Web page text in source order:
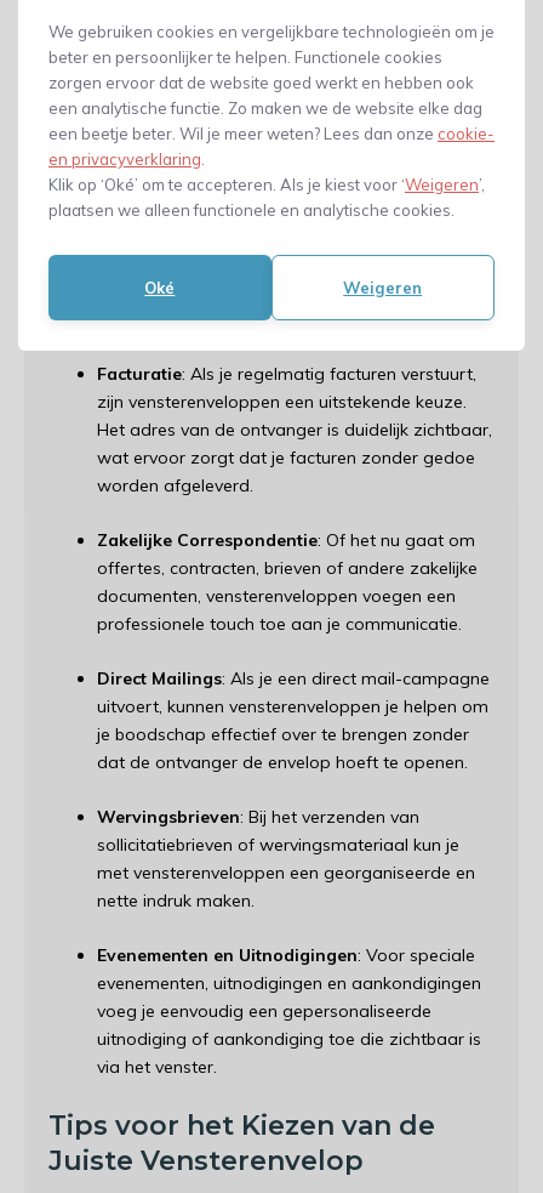
We gebruiken cookies en vergelijkbare technologieën om je
beter en persoonlijker te helpen. Functionele cookies
zorgen ervoor dat de website goed werkt en hebben ook
een analytische functie. Zo maken we de website elke dag
een beetje beter. Wil je meer weten? Lees dan onze cookie-
en privacyverklaring
Klik op ‘Oké’ om te accepteren. Als je kiest voor ‘Weigeren’,
plaatsen we alleen functionele en analytische cookies.
Oké Weigeren
✓ Kostenbesparing: Aangezien je geen extra etiketten
of labels hoeft te gebruiken, bespaar je op de kosten
voor deze materialen.
Toepassingen van
Vensterenveloppen
Vensterenveloppen zijn veelzijdig en geschikt voor
verschillende toepassingen. Hier zijn enkele situaties
waarin vensterenveloppen bijzonder handig zijn:
Facturatie: Als je regelmatig facturen verstuurt,
zijn vensterenveloppen een uitstekende keuze.
Het adres van de ontvanger is duidelijk zichtbaar,
wat ervoor zorgt dat je facturen zonder gedoe
worden afgeleverd.
Zakelijke Correspondentie: Of het nu gaat om
offertes, contracten, brieven of andere zakelijke
documenten, vensterenveloppen voegen een
professionele touch toe aan je communicatie.
Direct Mailings: Als je een direct mail-campagne
uitvoert, kunnen vensterenveloppen je helpen om
je boodschap effectief over te brengen zonder
dat de ontvanger de envelop hoeft te openen.
Wervingsbrieven: Bij het verzenden van
sollicitatiebrieven of wervingsmateriaal kun je
met vensterenveloppen een georganiseerde en
nette indruk maken.
Evenementen en Uitnodigingen: Voor speciale
evenementen, uitnodigingen en aankondigingen
voeg je eenvoudig een gepersonaliseerde
uitnodiging of aankondiging toe die zichtbaar is
via het venster.
Tips voor het Kiezen van de
Juiste Vensterenvelop